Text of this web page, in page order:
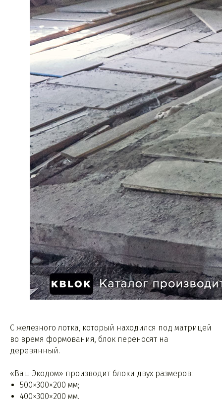
С железного лотка, который находился под матрицей
во время формования, блок переносят на
деревянный.
«Ваш Экодом» производит блоки двух размеров:
500×300×200 мм;
400×300×200 мм.